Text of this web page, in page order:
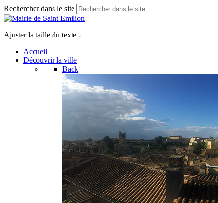
Rechercher dans le site
Ajuster la taille du texte - +
Accueil
Découvrir la ville
Back